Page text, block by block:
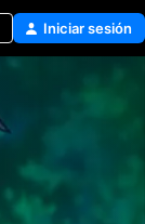
Iniciar sesión